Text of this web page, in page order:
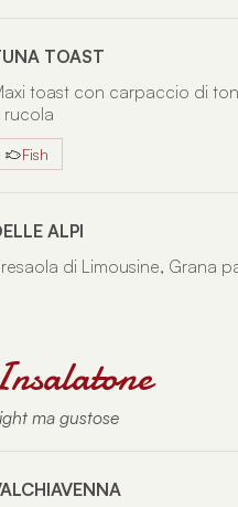
TOAST
toast con carpaccio di
rucola
Fish
ALPI
di Limousine, Grana
ma gustose